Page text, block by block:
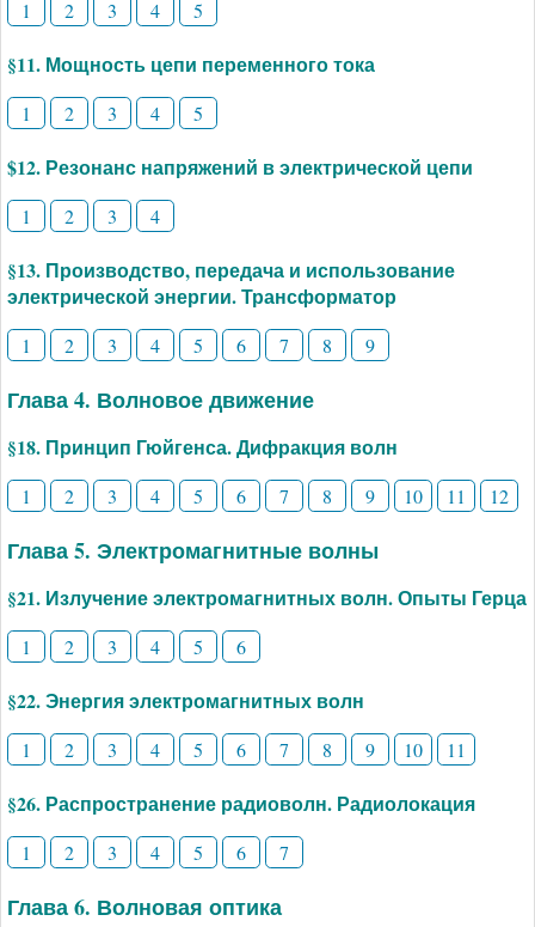
1 2 3 4 5
§11. Мощность цепи переменного тока
1 2 3 4 5
$12. Резонанс напряжений в электрической цепи
1 2 3 4
§13. Производство, передача и использование
электрической энергии. Трансформатор
1 2 3 4 5 6 7 8 9
Глава 4. Волновое движение
§18. Принцип Гюйгенса. Дифракция волн
1 2 3 4 5 6 7 8 9 10 11 12
Глава 5. Электромагнитные волны
§21. Излучение электромагнитных волн. Опыты Герца
1 2 3 4 5 6
§22. Энергия электромагнитных волн
1 2 3 4 5 6 7 8 9 10 11
§26. Распространение радиоволн. Радиолокация
1 2 3 4 5 6 7
Глава 6. Волновая оптика